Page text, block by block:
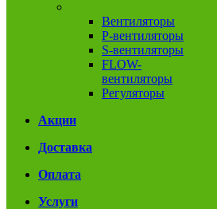
Вентиляторы
P-вентиляторы
S-вентиляторы
FLOW-
вентиляторы
Регуляторы
Акции
Доставка
Оплата
Услуги